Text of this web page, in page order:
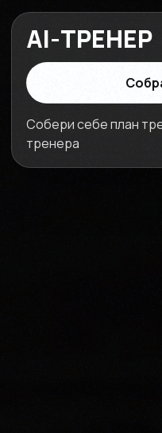
AI-ТРЕНЕР
Собери себе план
тренера